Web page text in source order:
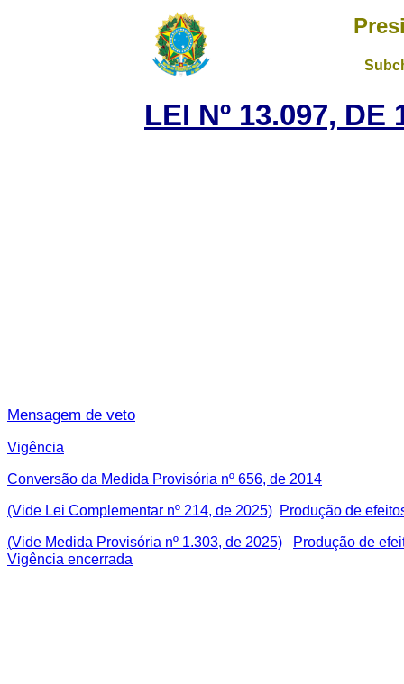
LEI Nº 13.097, DE
Mensagem de veto
Vigência
Conversão da Medida Provisória nº 656, de 2014
(Vide Lei Complementar nº 214, de 2025) Produção de
(Vide Medida Provisória nº 1.303, de 2025)
Produção de
Vigência encerrada